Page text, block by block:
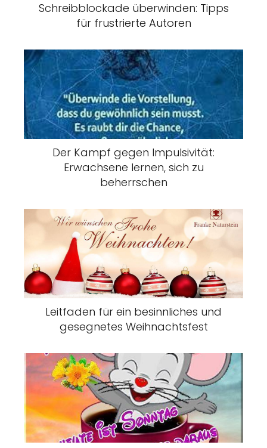
Schreibblockade überwinden: Tipps
für frustrierte Autoren
Der Kampf gegen Impulsivität:
Erwachsene lernen, sich zu
beherrschen
Leitfaden für ein besinnliches und
gesegnetes Weihnachtsfest